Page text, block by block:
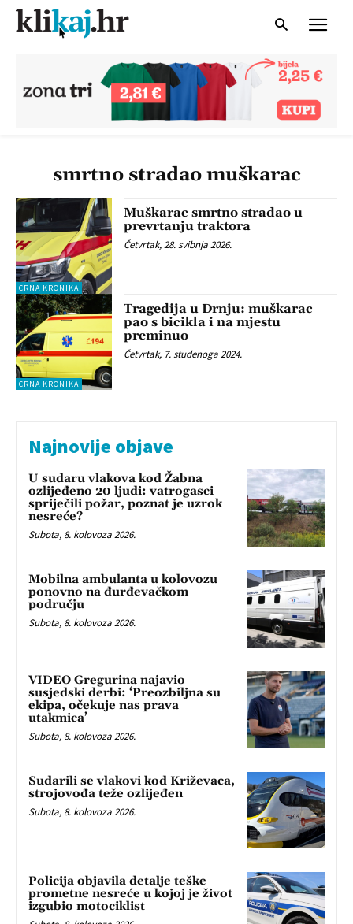
smrtno stradao muškarac
CRNA KRONIKA
Muškarac smrtno stradao u
prevrtanju traktora
Četvrtak, 28. svibnja 2026.
CRNA KRONIKA
Tragedija u Drnju: muškarac
pao s bicikla i na mjestu
preminuo
Četvrtak, 7. studenoga 2024.
Najnovije objave
U sudaru vlakova kod Žabna
ozlijeđeno 20 ljudi: vatrogasci
spriječili požar, poznat je uzrok
nesreće?
Subota, 8. kolovoza 2026.
Mobilna ambulanta u kolovozu
ponovno na đurđevačkom
području
Subota, 8. kolovoza 2026.
VIDEO Gregurina najavio
susjedski derbi: ‘Preozbiljna su
ekipa, očekuje nas prava
utakmica’
Subota, 8. kolovoza 2026.
Sudarili se vlakovi kod Križevaca,
strojovođa teže ozlijeđen
Subota, 8. kolovoza 2026.
Policija objavila detalje teške
prometne nesreće u kojoj je život
izgubio motociklist